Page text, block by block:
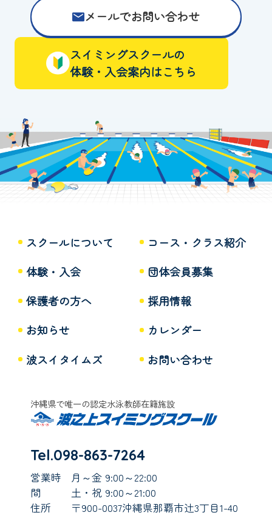
メールでお問い合わせ
スイミングスクールの
体験・入会案内はこちら
スクールについて
コース・クラス紹介
体験・入会
団体会員募集
保護者の方へ
採用情報
お知らせ
カレンダー
波スイタイムズ
お問い合わせ
沖縄県で唯一の認定水泳教師在籍施設
Tel.098-863-7264
営業時
間
月～金 9:00～22:00
土・祝 9:00～21:00
住所
〒900-0037沖縄県那覇市辻3丁目1-40